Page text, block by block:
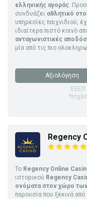
ελληνικής αγοράς .
συνδυάζει αθλητικό
υπηρεσίες παιχνιδιού,
ιδιαίτερα πιστό κοινό
ανταγωνιστικές
μία από τις πιο
Αξιολόγηση
Regency
Το Regency Online
ιστορικού Regency
ονόματα στον χώρο
παρουσία που ξεκινά